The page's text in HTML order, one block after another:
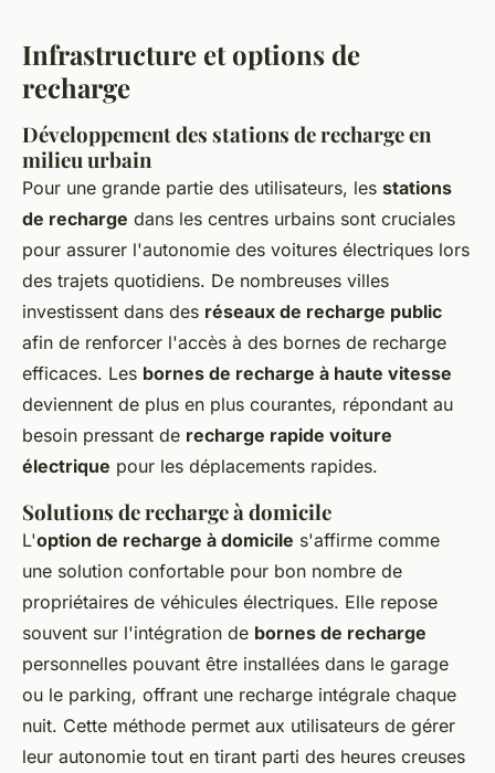
Infrastructure et options de
recharge
Développement des stations de recharge en
milieu urbain
Pour une grande partie des utilisateurs, les stations
de recharge dans les centres urbains sont cruciales
pour assurer l'autonomie des voitures électriques lors
des trajets quotidiens. De nombreuses villes
investissent dans des réseaux de recharge public
afin de renforcer l'accès à des bornes de recharge
efficaces. Les bornes de recharge à haute vitesse
deviennent de plus en plus courantes, répondant au
besoin pressant de recharge rapide voiture
électrique pour les déplacements rapides.
Solutions de recharge à domicile
L'option de recharge à domicile s'affirme comme
une solution confortable pour bon nombre de
propriétaires de véhicules électriques. Elle repose
souvent sur l'intégration de bornes de recharge
personnelles pouvant être installées dans le garage
ou le parking, offrant une recharge intégrale chaque
nuit. Cette méthode permet aux utilisateurs de gérer
leur autonomie tout en tirant parti des heures creuses